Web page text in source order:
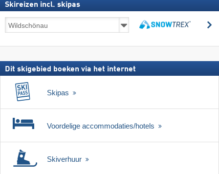
Skireizen incl. skipas
incl.
Dit skigebied boeken via het internet
Skipas
Voordelige accommodaties/hotels
Skiverhuur